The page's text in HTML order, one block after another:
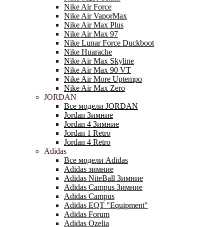
Nike Air Force
Nike Air VaporMax
Nike Air Max Plus
Nike Air Max 97
Nike Lunar Force Duckboot
Nike Huarache
Nike Air Max Skyline
Nike Air Max 90 VT
Nike Air More Uptempo
Nike Air Max Zero
JORDAN
Все модели JORDAN
Jordan Зимние
Jordan 4 Зимние
Jordan 1 Retro
Jordan 4 Retro
Adidas
Все модели Adidas
Adidas зимние
Adidas NiteBall Зимние
Adidas Campus Зимние
Adidas Campus
Adidas EQT "Equipment"
Adidas Forum
Adidas Ozelia